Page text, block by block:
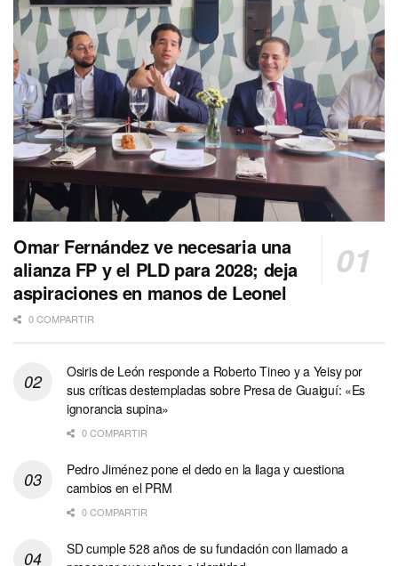
Omar Fernández ve necesaria una
alianza FP y el PLD para 2028; deja
aspiraciones en manos de Leonel
0 COMPARTIR
Osiris de León responde a Roberto Tineo y a Yeisy por
sus críticas destempladas sobre Presa de Guaiguí: «Es
ignorancia supina»
0 COMPARTIR
Pedro Jiménez pone el dedo en la llaga y cuestiona
cambios en el PRM
0 COMPARTIR
SD cumple 528 años de su fundación con llamado a